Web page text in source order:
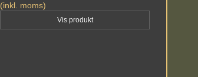
(inkl. moms)
Vis produkt